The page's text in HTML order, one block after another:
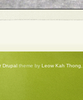
Drupal theme by Leow Kah Thong